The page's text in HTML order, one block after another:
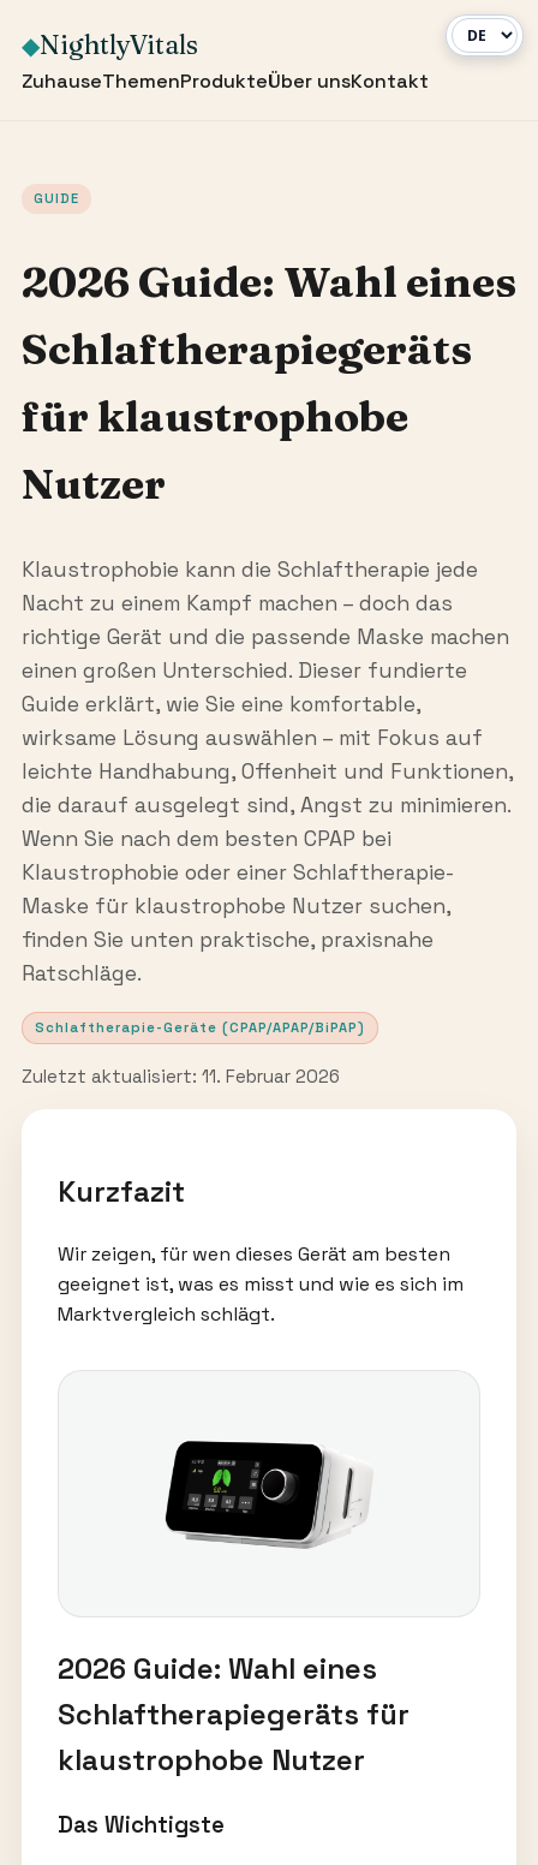
◆NightlyVitals
ZuhauseThemenProdukteÜber unsKontakt
GUIDE
2026 Guide: Wahl eines
Schlaftherapiegeräts
für klaustrophobe
Nutzer
Klaustrophobie kann die Schlaftherapie jede
Nacht zu einem Kampf machen – doch das
richtige Gerät und die passende Maske machen
einen großen Unterschied. Dieser fundierte
Guide erklärt, wie Sie eine komfortable,
wirksame Lösung auswählen – mit Fokus auf
leichte Handhabung, Offenheit und Funktionen,
die darauf ausgelegt sind, Angst zu minimieren.
Wenn Sie nach dem besten CPAP bei
Klaustrophobie oder einer Schlaftherapie-
Maske für klaustrophobe Nutzer suchen,
finden Sie unten praktische, praxisnahe
Ratschläge.
Schlaftherapie-Geräte (CPAP/APAP/BiPAP)
Zuletzt aktualisiert: 11. Februar 2026
Kurzfazit
Wir zeigen, für wen dieses Gerät am besten
geeignet ist, was es misst und wie es sich im
Marktvergleich schlägt.
2026 Guide: Wahl eines
Schlaftherapiegeräts für
klaustrophobe Nutzer
Das Wichtigste